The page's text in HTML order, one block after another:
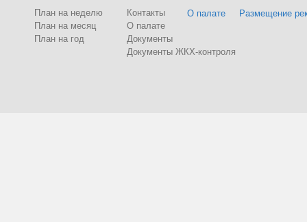
План на неделю
План на месяц
План на год
Контакты
О палате
Документы
Документы ЖКХ-контроля
О палате Размещение